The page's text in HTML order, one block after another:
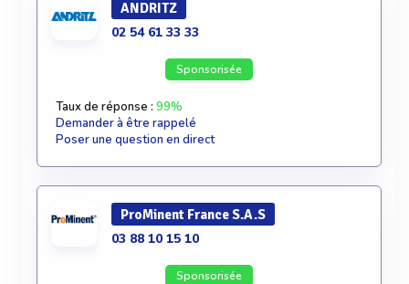
ANDRITZ
02 54 61 33 33
Sponsorisée
Taux de réponse : 99%
Demander à être rappelé
Poser une question en direct
ProMinent France S.A.S
03 88 10 15 10
Sponsorisée